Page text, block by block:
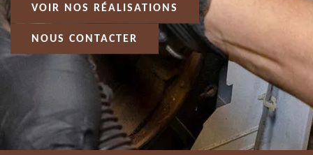
VOIR NOS RÉALISATIONS
NOUS CONTACTER